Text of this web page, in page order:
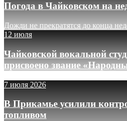
Погода в Чайковском на
Дожди не прекратятся до конца
12 июля
Чайковской вокальной
присвоено звание
7 июля 2026
В Прикамье усилили
топливом